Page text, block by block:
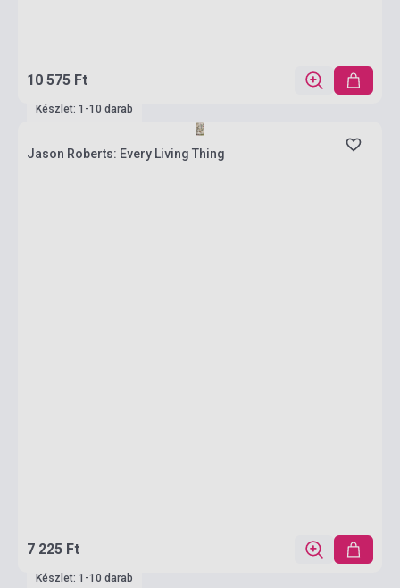
10 575 Ft
Készlet: 1-10 darab
Jason Roberts: Every Living Thing
7 225 Ft
Készlet: 1-10 darab